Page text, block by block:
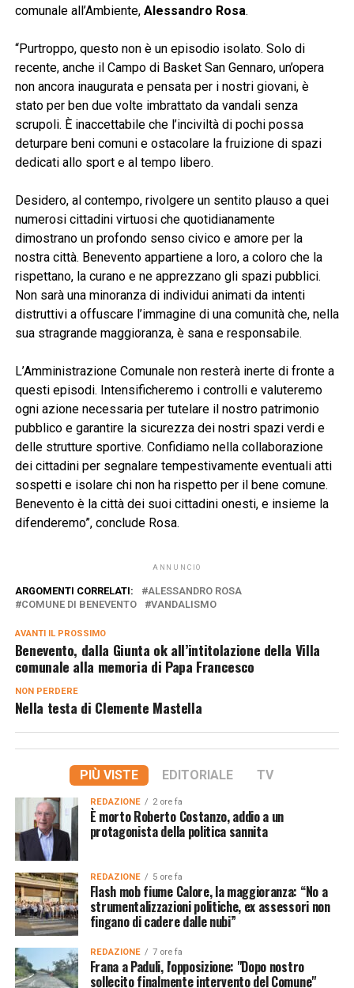
comunale all’Ambiente, Alessandro Rosa.
“Purtroppo, questo non è un episodio isolato. Solo di
recente, anche il Campo di Basket San Gennaro, un’opera
non ancora inaugurata e pensata per i nostri giovani, è
stato per ben due volte imbrattato da vandali senza
scrupoli. È inaccettabile che l’inciviltà di pochi possa
deturpare beni comuni e ostacolare la fruizione di spazi
dedicati allo sport e al tempo libero.
Desidero, al contempo, rivolgere un sentito plauso a quei
numerosi cittadini virtuosi che quotidianamente
dimostrano un profondo senso civico e amore per la
nostra città. Benevento appartiene a loro, a coloro che la
rispettano, la curano e ne apprezzano gli spazi pubblici.
Non sarà una minoranza di individui animati da intenti
distruttivi a offuscare l’immagine di una comunità che, nella
sua stragrande maggioranza, è sana e responsabile.
L’Amministrazione Comunale non resterà inerte di fronte a
questi episodi. Intensificheremo i controlli e valuteremo
ogni azione necessaria per tutelare il nostro patrimonio
pubblico e garantire la sicurezza dei nostri spazi verdi e
delle strutture sportive. Confidiamo nella collaborazione
dei cittadini per segnalare tempestivamente eventuali atti
sospetti e isolare chi non ha rispetto per il bene comune.
Benevento è la città dei suoi cittadini onesti, e insieme la
difenderemo”, conclude Rosa.
ANNUNCIO
ARGOMENTI CORRELATI:
ALESSANDRO ROSA
COMUNE DI BENEVENTO
VANDALISMO
AVANTI IL ​​PROSSIMO
Benevento, dalla Giunta ok all’intitolazione della Villa
comunale alla memoria di Papa Francesco
NON PERDERE
Nella testa di Clemente Mastella
PIÙ VISTE EDITORIALE TV
REDAZIONE 2 ore fa
È morto Roberto Costanzo, addio a un
protagonista della politica sannita
REDAZIONE 5 ore fa
Flash mob fiume Calore, la maggioranza: “No a
strumentalizzazioni politiche, ex assessori non
fingano di cadere dalle nubi”
REDAZIONE 7 ore fa
Frana a Paduli, l'opposizione: "Dopo nostro
sollecito finalmente intervento del Comune"